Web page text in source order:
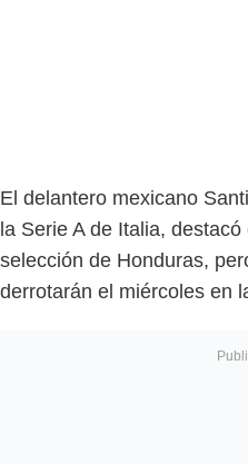
El delantero mexicano
la Serie A de Italia,
selección de Honduras,
derrotarán el miércoles en